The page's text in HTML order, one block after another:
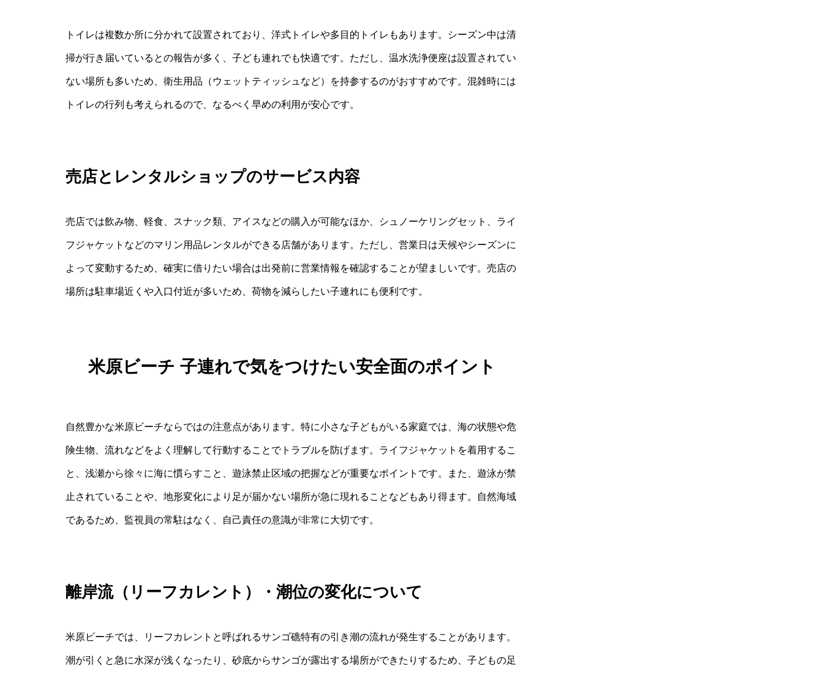
トイレは複数か所に分かれて設置されており、洋式トイレや多目的トイレもあります。シーズン中は清
掃が行き届いているとの報告が多く、子ども連れでも快適です。ただし、温水洗浄便座は設置されてい
ない場所も多いため、衛生用品（ウェットティッシュなど）を持参するのがおすすめです。混雑時には
トイレの行列も考えられるので、なるべく早めの利用が安心です。
売店とレンタルショップのサービス内容
売店では飲み物、軽食、スナック類、アイスなどの購入が可能なほか、シュノーケリングセット、ライ
フジャケットなどのマリン用品レンタルができる店舗があります。ただし、営業日は天候やシーズンに
よって変動するため、確実に借りたい場合は出発前に営業情報を確認することが望ましいです。売店の
場所は駐車場近くや入口付近が多いため、荷物を減らしたい子連れにも便利です。
米原ビーチ 子連れで気をつけたい安全面のポイント
自然豊かな米原ビーチならではの注意点があります。特に小さな子どもがいる家庭では、海の状態や危
険生物、流れなどをよく理解して行動することでトラブルを防げます。ライフジャケットを着用するこ
と、浅瀬から徐々に海に慣らすこと、遊泳禁止区域の把握などが重要なポイントです。また、遊泳が禁
止されていることや、地形変化により足が届かない場所が急に現れることなどもあり得ます。自然海域
であるため、監視員の常駐はなく、自己責任の意識が非常に大切です。
離岸流（リーフカレント）・潮位の変化について
米原ビーチでは、リーフカレントと呼ばれるサンゴ礁特有の引き潮の流れが発生することがあります。
潮が引くと急に水深が浅くなったり、砂底からサンゴが露出する場所ができたりするため、子どもの足